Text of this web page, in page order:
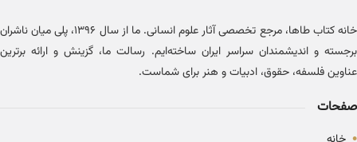
خانه کتاب طاها، مرجع تخصصی آثار علوم انسانی. ما از سال ۱۳۹۶، پلی میان ناشران
برجسته و اندیشمندان سراسر ایران ساخته‌ایم. رسالت ما، گزینش و ارائه برترین
عناوین فلسفه، حقوق، ادبیات و هنر برای شماست.
صفحات